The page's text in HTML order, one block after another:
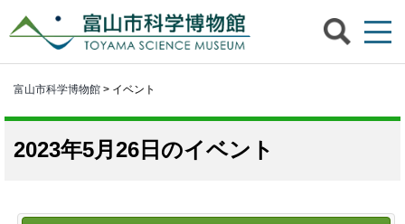
富山市科学博物館 > イベント
2023年5月26日のイベント